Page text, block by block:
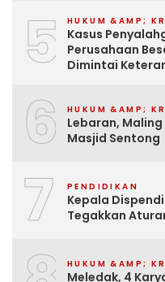
5 HUKUM &AMP;
Kasus
Perusahaan
Dimintai
6 HUKUM &AMP;
Lebaran,
Masjid Sentong
7 PENDIDIKAN
Kepala
Tegakkan
HUKUM &AMP;
Meledak, 4